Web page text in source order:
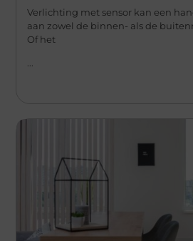
Verlichting met sensor kan een
aan zowel de binnen- als de
Of het